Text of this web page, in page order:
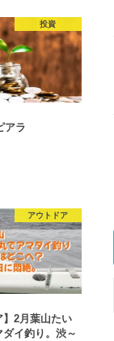
投資
アラ
アウトドア
】2月葉山たい
イ釣り。渋～